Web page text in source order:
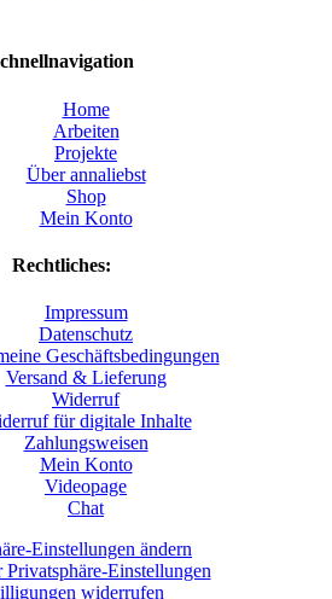
Home
Arbeiten
Projekte
Über annaliebst
Shop
Mein Konto
Rechtliches:
Impressum
Datenschutz
Geschäftsbedingungen
Versand & Lieferung
Widerruf
für digitale Inhalte
Zahlungsweisen
Mein Konto
Videopage
Chat
Einstellungen ändern
Privatsphäre-Einstellungen
widerrufen